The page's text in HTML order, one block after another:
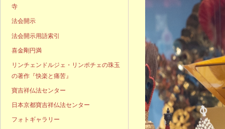
寺
法会開示
法会開示用語索引
喜金剛円満
リンチェンドルジェ・リンポチェの珠玉
の著作『快楽と痛苦』
寶吉祥仏法センター
日本京都寶吉祥仏法センター
フォトギャラリー